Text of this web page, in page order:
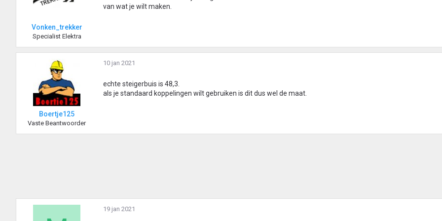
Vonken_trekker
Specialist Elektra
van wat je wilt maken.
Boertje125
Vaste Beantwoorder
10 jan 2021
echte steigerbuis is 48,3.
als je standaard koppelingen wilt gebruiken is dit dus wel de maat.
19 jan 2021